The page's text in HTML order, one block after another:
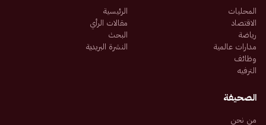
المحليات
الاقتصاد
رياضة
مدارات عالمية
وظائف
الترفيه
الرئيسية
مقالات الرأي
البحث
النشرة البريدية
الصحيفة
من نحن